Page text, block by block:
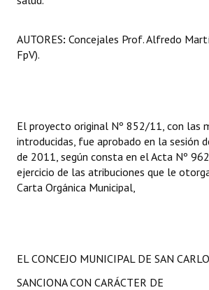
AUTORES: Concejales Prof. Alfredo
FpV).
El proyecto original Nº 852/11, con las
introducidas, fue aprobado en la sesión
de 2011, según consta en el Acta Nº
ejercicio de las atribuciones que le
Carta Orgánica Municipal,
EL CONCEJO MUNICIPAL DE SAN
SANCIONA CON CARÁCTER DE